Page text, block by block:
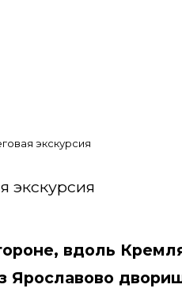
экскурсия
вдоль
Ярославово